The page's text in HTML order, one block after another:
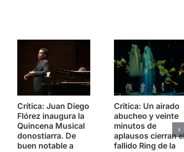
Crítica: Juan Diego
Flórez inaugura la
Quincena Musical
donostiarra. De
buen notable a
Critica: Un airado
abucheo y veinte
minutos de
aplausos cierran
fallido Ring de la